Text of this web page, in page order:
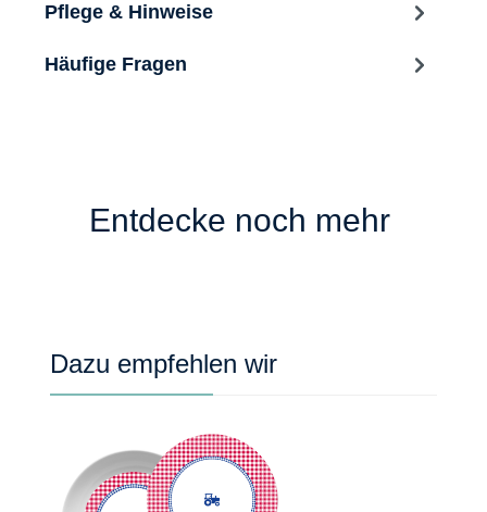
Pflege & Hinweise
Häufige Fragen
Entdecke noch mehr
Produktgalerie überspringen
Dazu empfehlen wir